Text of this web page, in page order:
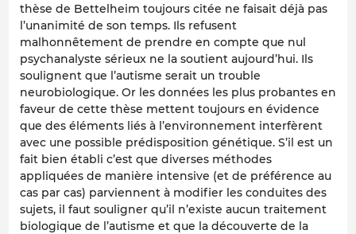
thèse de Bettelheim toujours citée ne faisait déjà pas
l’unanimité de son temps. Ils refusent
malhonnêtement de prendre en compte que nul
psychanalyste sérieux ne la soutient aujourd’hui. Ils
soulignent que l’autisme serait un trouble
neurobiologique. Or les données les plus probantes en
faveur de cette thèse mettent toujours en évidence
que des éléments liés à l’environnement interfèrent
avec une possible prédisposition génétique. S’il est un
fait bien établi c’est que diverses méthodes
appliquées de manière intensive (et de préférence au
cas par cas) parviennent à modifier les conduites des
sujets, il faut souligner qu’il n’existe aucun traitement
biologique de l’autisme et que la découverte de la